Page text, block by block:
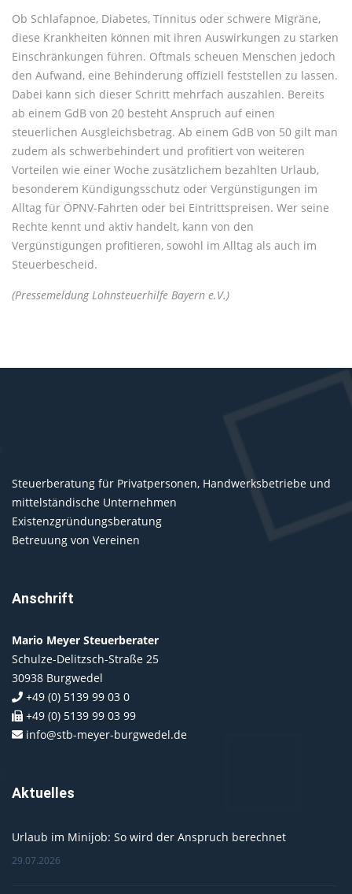
Ob Schlafapnoe, Diabetes, Tinnitus oder schwere Migräne,
diese Krankheiten können mit ihren Auswirkungen zu starken
Einschränkungen führen. Oftmals scheuen Menschen jedoch
den Aufwand, eine Behinderung offiziell feststellen zu lassen.
Dabei kann sich dieser Schritt mehrfach auszahlen. Bereits
ab einem GdB von 20 besteht Anspruch auf einen
steuerlichen Ausgleichsbetrag. Ab einem GdB von 50 gilt man
zudem als schwerbehindert und profitiert von weiteren
Vorteilen wie einer Woche zusätzlichem bezahlten Urlaub,
besonderem Kündigungsschutz oder Vergünstigungen im
Alltag für ÖPNV-Fahrten oder bei Eintrittspreisen. Wer seine
Rechte kennt und aktiv handelt, kann von den
Vergünstigungen profitieren, sowohl im Alltag als auch im
Steuerbescheid.
(Pressemeldung Lohnsteuerhilfe Bayern e.V.)
Steuerberatung für Privatpersonen, Handwerksbetriebe und
mittelständische Unternehmen
Existenzgründungsberatung
Betreuung von Vereinen
Anschrift
Mario Meyer Steuerberater
Schulze-Delitzsch-Straße 25
30938 Burgwedel
+49 (0) 5139 99 03 0
+49 (0) 5139 99 03 99
info@stb-meyer-burgwedel.de
Aktuelles
Urlaub im Minijob: So wird der Anspruch berechnet
29.07.2026